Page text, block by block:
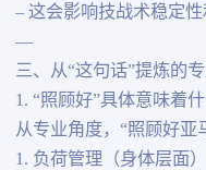
– 这会影响技战术稳定性
—
三、从“这句话”提炼的
1. “照顾好”具体意味着什
从专业角度，“照顾好亚
1. 负荷管理（身体层面）